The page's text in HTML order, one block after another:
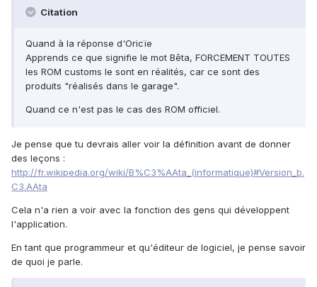
Citation
Quand à la réponse d'Oricïe
Apprends ce que signifie le mot Bêta, FORCEMENT TOUTES
les ROM customs le sont en réalités, car ce sont des
produits "réalisés dans le garage".
Quand ce n'est pas le cas des ROM officiel.
Je pense que tu devrais aller voir la définition avant de donner
des leçons :
http://fr.wikipedia.org/wiki/B%C3%AAta_(informatique)#Version_b.
C3.AAta
Cela n'a rien a voir avec la fonction des gens qui développent
l'application.
En tant que programmeur et qu'éditeur de logiciel, je pense savoir
de quoi je parle.